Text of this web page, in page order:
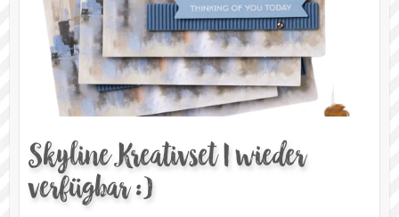
Skyline Kreativset | wieder
verfügbar :)